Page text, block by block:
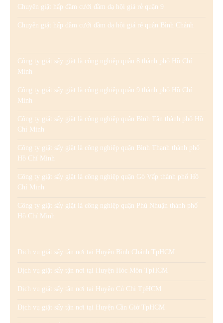
Chuyên giặt hấp đầm cưới đầm dạ hội giá rẻ quận 9
Chuyên giặt hấp đầm cưới đầm dạ hội giá rẻ quận Bình Chánh
Công ty giặt sấy giặt là công nghiệp quận 8 thành phố Hồ Chí
Minh
Công ty giặt sấy giặt là công nghiệp quận 9 thành phố Hồ Chí
Minh
Công ty giặt sấy giặt là công nghiệp quận Bình Tân thành phố Hồ
Chí Minh
Công ty giặt sấy giặt là công nghiệp quận Bình Thạnh thành phố
Hồ Chí Minh
Công ty giặt sấy giặt là công nghiệp quận Gò Vấp thành phố Hồ
Chí Minh
Công ty giặt sấy giặt là công nghiệp quận Phú Nhuận thành phố
Hồ Chí Minh
Dịch vụ giặt sấy tận nơi tại Huyện Bình Chánh TpHCM
Dịch vụ giặt sấy tận nơi tại Huyện Hóc Môn TpHCM
Dịch vụ giặt sấy tận nơi tại Huyện Củ Chi TpHCM
Dịch vụ giặt sấy tận nơi tại Huyện Cần Giờ TpHCM